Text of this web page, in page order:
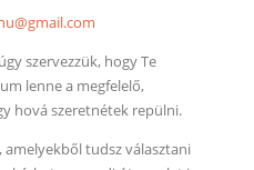
szervezzük, hogy Te
lenne a megfelelő,
hová szeretnétek repülni.
tudsz választani